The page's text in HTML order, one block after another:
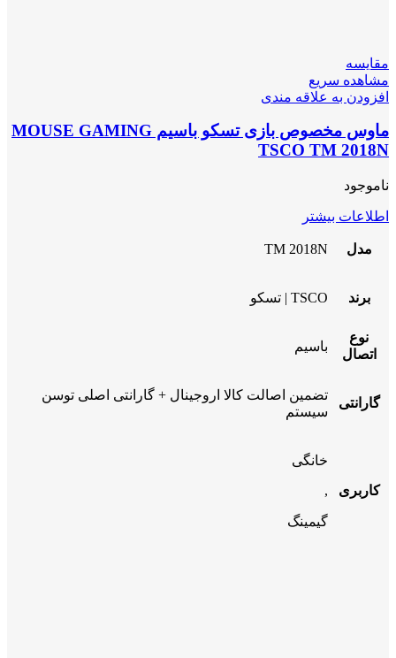
مقایسه
مشاهده سریع
افزودن به علاقه مندی
ماوس مخصوص بازی تسکو باسیم MOUSE GAMING
TSCO TM 2018N
ناموجود
اطلاعات بیشتر
مدل TM 2018N
برند TSCO | تسکو
نوع
اتصال
باسیم
گارانتی
تضمین اصالت کالا اروجینال + گارانتی اصلی توسن
سیستم
کاربری
خانگی
,
گیمینگ